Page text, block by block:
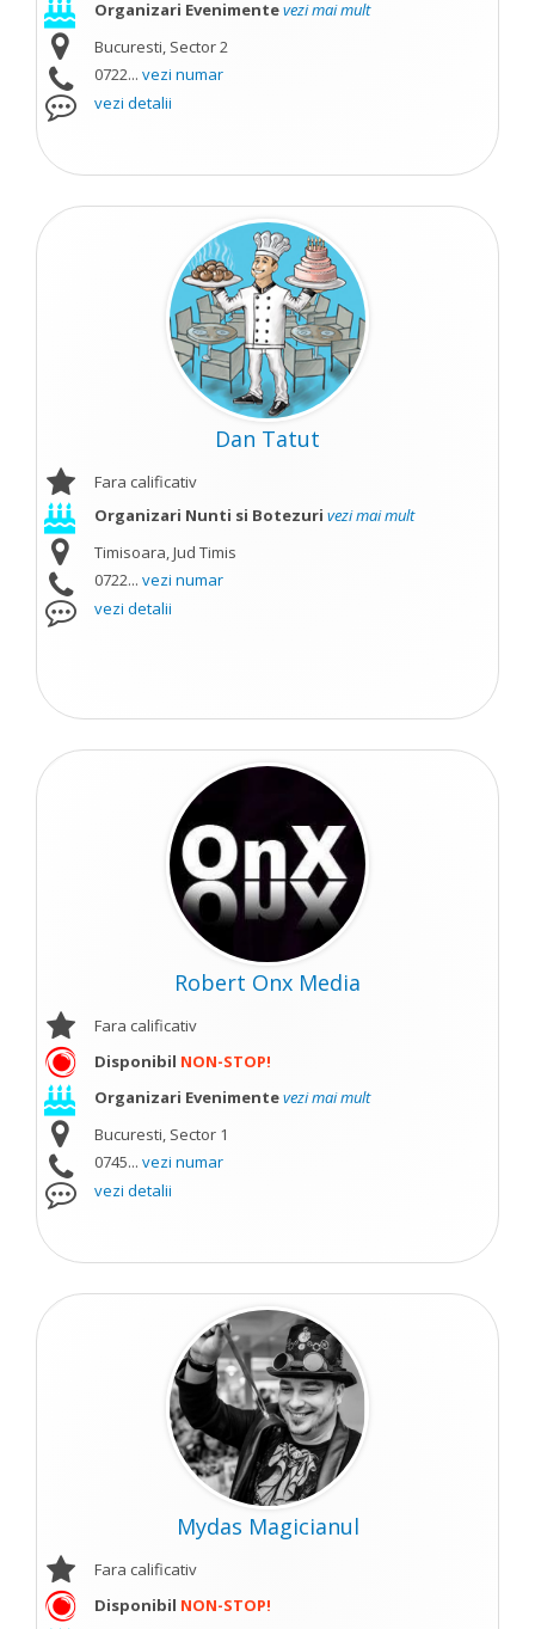
Organizari Evenimentevezi mai mult
Bucuresti, Sector 2
0722... vezi numar
vezi detalii
Dan Tatut
Fara calificativ
Organizari Nunti si Botezuri vezi mai mult
Timisoara, Jud Timis
0722... vezi numar
vezi detalii
Robert Onx Media
Fara calificativ
Disponibil NON-STOP!
Organizari Evenimentevezi mai mult
Bucuresti, Sector 1
0745... vezi numar
vezi detalii
Mydas Magicianul
Fara calificativ
Disponibil NON-STOP!